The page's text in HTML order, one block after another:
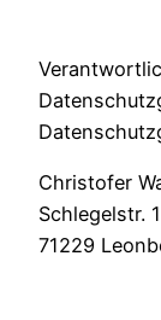
Christofer
Schlegelstr.
71229